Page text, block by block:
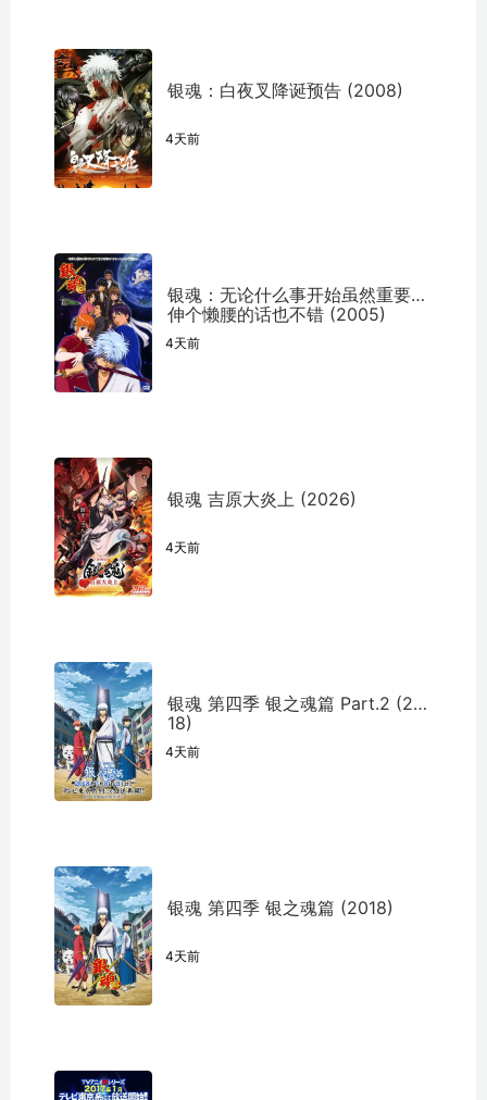
银魂：白夜叉降诞预告 (2008)
4天前
银魂：无论什么事开始虽然重要但
伸个懒腰的话也不错 (2005)
4天前
银魂 吉原大炎上 (2026)
4天前
银魂 第四季 银之魂篇 Part.2 (20
18)
4天前
银魂 第四季 银之魂篇 (2018)
4天前